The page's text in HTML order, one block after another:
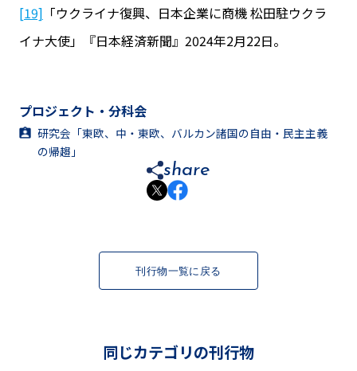
[19] 「ウクライナ復興、日本企業に商機 松田駐ウクラ
イナ大使」『日本経済新聞』2024年2月22日。
プロジェクト・分科会
研究会「東欧、中・東欧、バルカン諸国の自由・民主主義
の帰趨」
share
刊行物一覧に戻る
同じカテゴリの刊行物